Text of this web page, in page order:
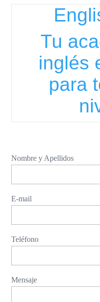
Tu
inglés
para
Nombre y Apellidos
E-mail
Teléfono
Mensaje